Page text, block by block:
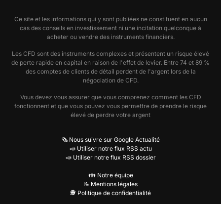
Ce site et les informations qui y sont publiées ne constituent en aucun
cas des conseils en investissement ni une incitation quelconque à
acheter ou vendre des instruments financiers.
Les CFD sont des instruments complexes et présentent un risque élevé
de perte rapide en capital en raison de l'effet de levier. Entre 74 et 89 %
des comptes de clients de détail perdent de l'argent lors de la
négociation de CFD.
Vous devez vous assurer que vous comprenez comment les CFD
fonctionnent et que vous pouvez vous permettre de prendre le risque
élevé de perdre votre argent
🗞️ Nous suivre sur Google Actualité
📣 Utiliser notre flux RSS actu
📣 Utiliser notre flux RSS dossier
👪 Notre équipe
📝 Mentions légales
🕵️ Politique de confidentialité